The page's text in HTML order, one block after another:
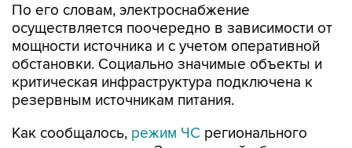
По его словам, электроснабжение
осуществляется поочередно в зависимости от
мощности источника и с учетом оперативной
обстановки. Социально значимые объекты и
критическая инфраструктура подключена к
резервным источникам питания.
Как сообщалось, режим ЧС регионального